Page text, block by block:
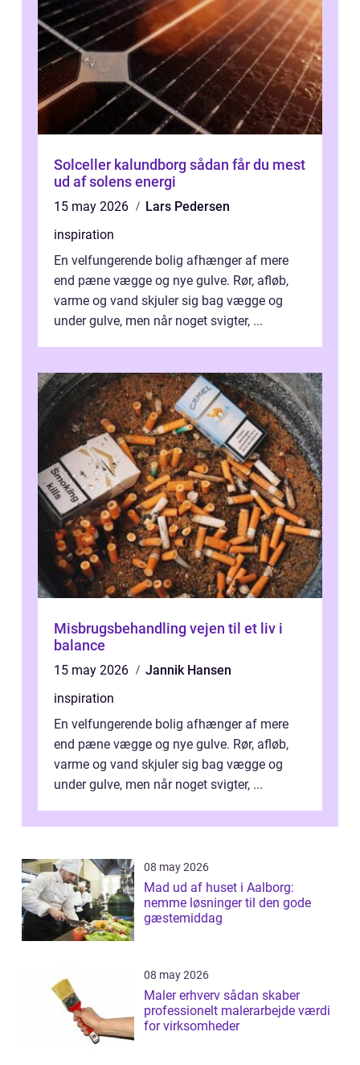
Solceller kalundborg sådan får du mest
ud af solens energi
15 may 2026
Lars Pedersen
inspiration
En velfungerende bolig afhænger af mere
end pæne vægge og nye gulve. Rør, afløb,
varme og vand skjuler sig bag vægge og
under gulve, men når noget svigter, ...
Misbrugsbehandling vejen til et liv i
balance
15 may 2026
Jannik Hansen
inspiration
En velfungerende bolig afhænger af mere
end pæne vægge og nye gulve. Rør, afløb,
varme og vand skjuler sig bag vægge og
under gulve, men når noget svigter, ...
08 may 2026
Mad ud af huset i Aalborg:
nemme løsninger til den gode
gæstemiddag
08 may 2026
Maler erhverv sådan skaber
professionelt malerarbejde værdi
for virksomheder